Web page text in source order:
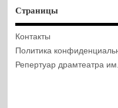
Страницы
Контакты
Политика
Репертуар драмтеатра